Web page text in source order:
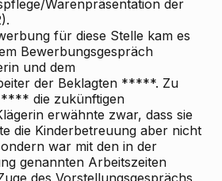
Warenpräsentation der
für diese Stelle kam es
Bewerbungsgespräch
und dem
der Beklagten *****. Zu
die zukünftigen
erwähnte zwar, dass sie
die Kinderbetreuung aber nicht
war mit den in der
genannten Arbeitszeiten
des Vorstellungsgesprächs